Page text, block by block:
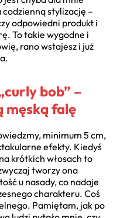
codzienną stylizację –
odpowiedni produkt i
To takie wygodne i
rano wstajesz i już
bob” –
męską falę
minimum 5 cm,
efekty. Kiedyś
krótkich włosach to
tworzy ona
u nasady, co nadaje
charakteru. Coś
Pamiętam, jak po